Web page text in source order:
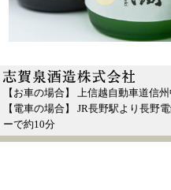
【お車の場合】 上信越自動車道信
【電車の場合】 JR長野駅より長野
ーで約10分